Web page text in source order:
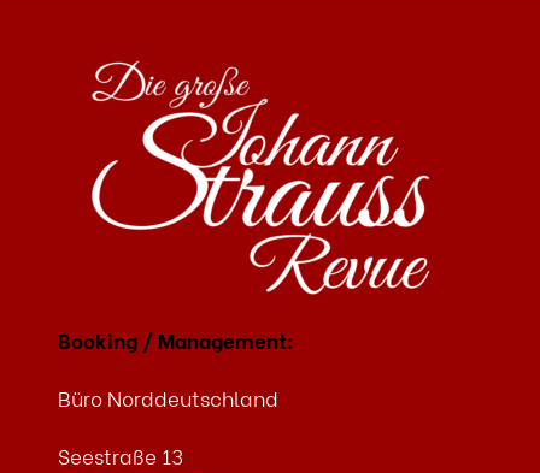
Booking / Management:
Büro Norddeutschland
Seestraße 13